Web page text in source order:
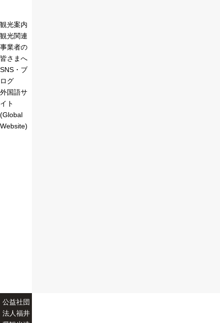
観光案内
観光関連
事業者の
皆さまへ
SNS・ブ
ログ
外国語サ
イト
(Global
Website)
公益社団
法人福井